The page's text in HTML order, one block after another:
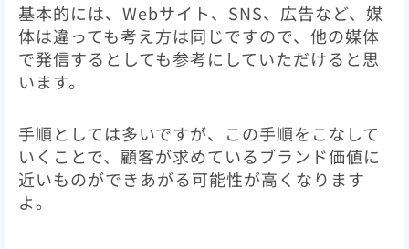
基本的には、Webサイト、SNS、広告など、媒
体は違っても考え方は同じですので、他の媒体
で発信するとしても参考にしていただけると思
います。
手順としては多いですが、この手順をこなして
いくことで、顧客が求めているブランド価値に
近いものができあがる可能性が高くなります
よ。